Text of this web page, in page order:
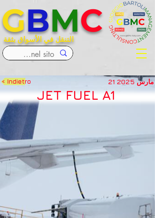
التنقل في الأسواق بثقة
GBMC
< Indietro 21 مارس 2025
JET FUEL A1